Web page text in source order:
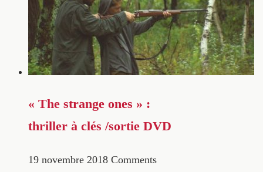
« The strange ones » :
thriller à clés /sortie DVD
19 novembre 2018 Comments